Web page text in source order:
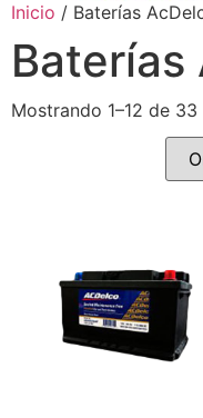
Inicio / Baterías
Baterías
Mostrando 1–12 de